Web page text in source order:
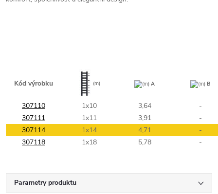
Kód výrobku (m) (m) A (m) B
307110 1x10 3,64
-
307111
1x11 3,91
-
307114
1x14 4,71
-
307118
1x18 5,78 -
Parametry produktu